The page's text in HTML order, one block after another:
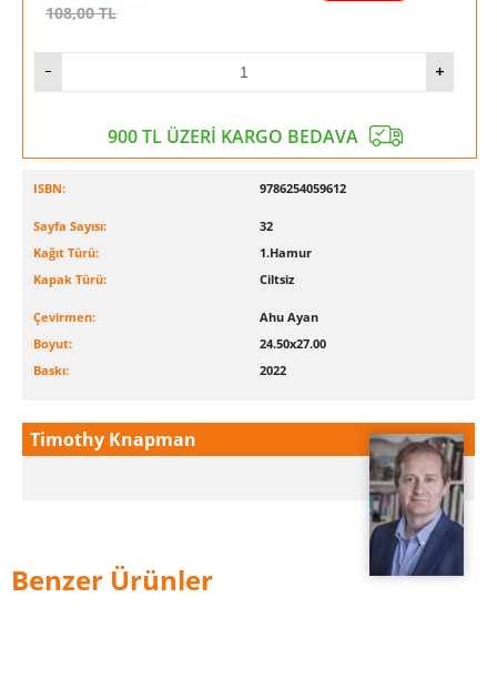
108,00TL
900 TL ÜZERİ KARGO BEDAVA
ISBN: 9786254059612
Sayfa Sayısı:
32
Kağıt Türü:
1.Hamur
Kapak Türü:
Ciltsiz
Çevirmen:
Ahu Ayan
Boyut:
24.50x27.00
Baskı:
2022
Timothy Knapman
Benzer Ürünler